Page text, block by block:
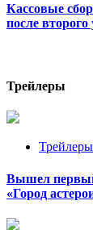
Кассовые
после второго
Трейлеры
Трейлеры
Вышел первый
«Город